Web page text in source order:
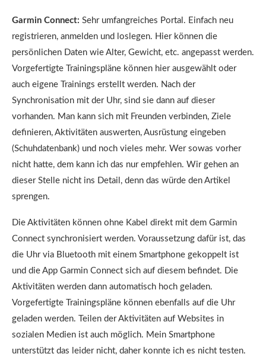
Garmin Connect: Sehr umfangreiches Portal. Einfach neu
registrieren, anmelden und loslegen. Hier können die
persönlichen Daten wie Alter, Gewicht, etc. angepasst werden.
Vorgefertigte Trainingspläne können hier ausgewählt oder
auch eigene Trainings erstellt werden. Nach der
Synchronisation mit der Uhr, sind sie dann auf dieser
vorhanden. Man kann sich mit Freunden verbinden, Ziele
definieren, Aktivitäten auswerten, Ausrüstung eingeben
(Schuhdatenbank) und noch vieles mehr. Wer sowas vorher
nicht hatte, dem kann ich das nur empfehlen. Wir gehen an
dieser Stelle nicht ins Detail, denn das würde den Artikel
sprengen.
Die Aktivitäten können ohne Kabel direkt mit dem Garmin
Connect synchronisiert werden. Voraussetzung dafür ist, das
die Uhr via Bluetooth mit einem Smartphone gekoppelt ist
und die App Garmin Connect sich auf diesem befindet. Die
Aktivitäten werden dann automatisch hoch geladen.
Vorgefertigte Trainingspläne können ebenfalls auf die Uhr
geladen werden. Teilen der Aktivitäten auf Websites in
sozialen Medien ist auch möglich. Mein Smartphone
unterstützt das leider nicht, daher konnte ich es nicht testen.